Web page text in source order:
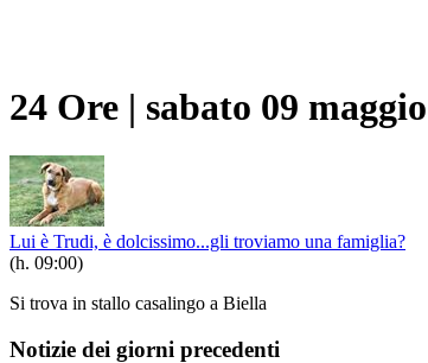
24 Ore | sabato 09 maggio
Lui è Trudi, è dolcissimo...gli troviamo una famiglia?
(h. 09:00)
Si trova in stallo casalingo a Biella
Notizie dei giorni precedenti